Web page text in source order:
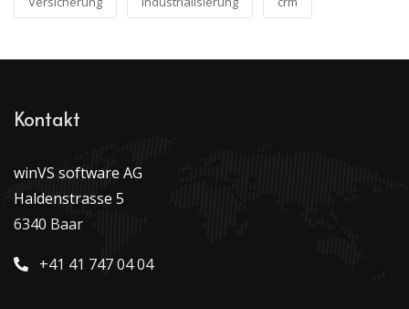
Kontakt
winVS software AG
Haldenstrasse 5
6340 Baar
+41 41 747 04 04